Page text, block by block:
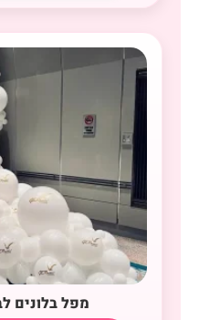
מפל בלונים